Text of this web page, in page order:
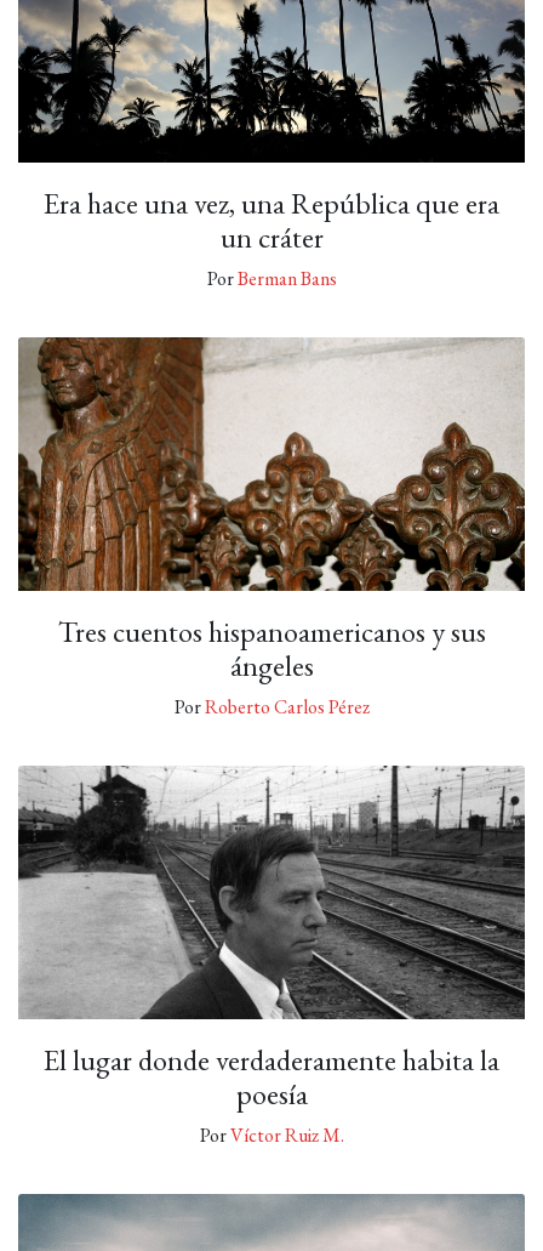
Era hace una vez, una República que era
un cráter
PorBerman Bans
Tres cuentos hispanoamericanos y sus
ángeles
PorRoberto Carlos Pérez
El lugar donde verdaderamente habita la
poesía
PorVíctor Ruiz M.